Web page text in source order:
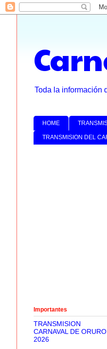
Toda la información
HOME
TRANSMISION DEL
Importantes
TRANSMISION
CARNAVAL DE ORURO
2026